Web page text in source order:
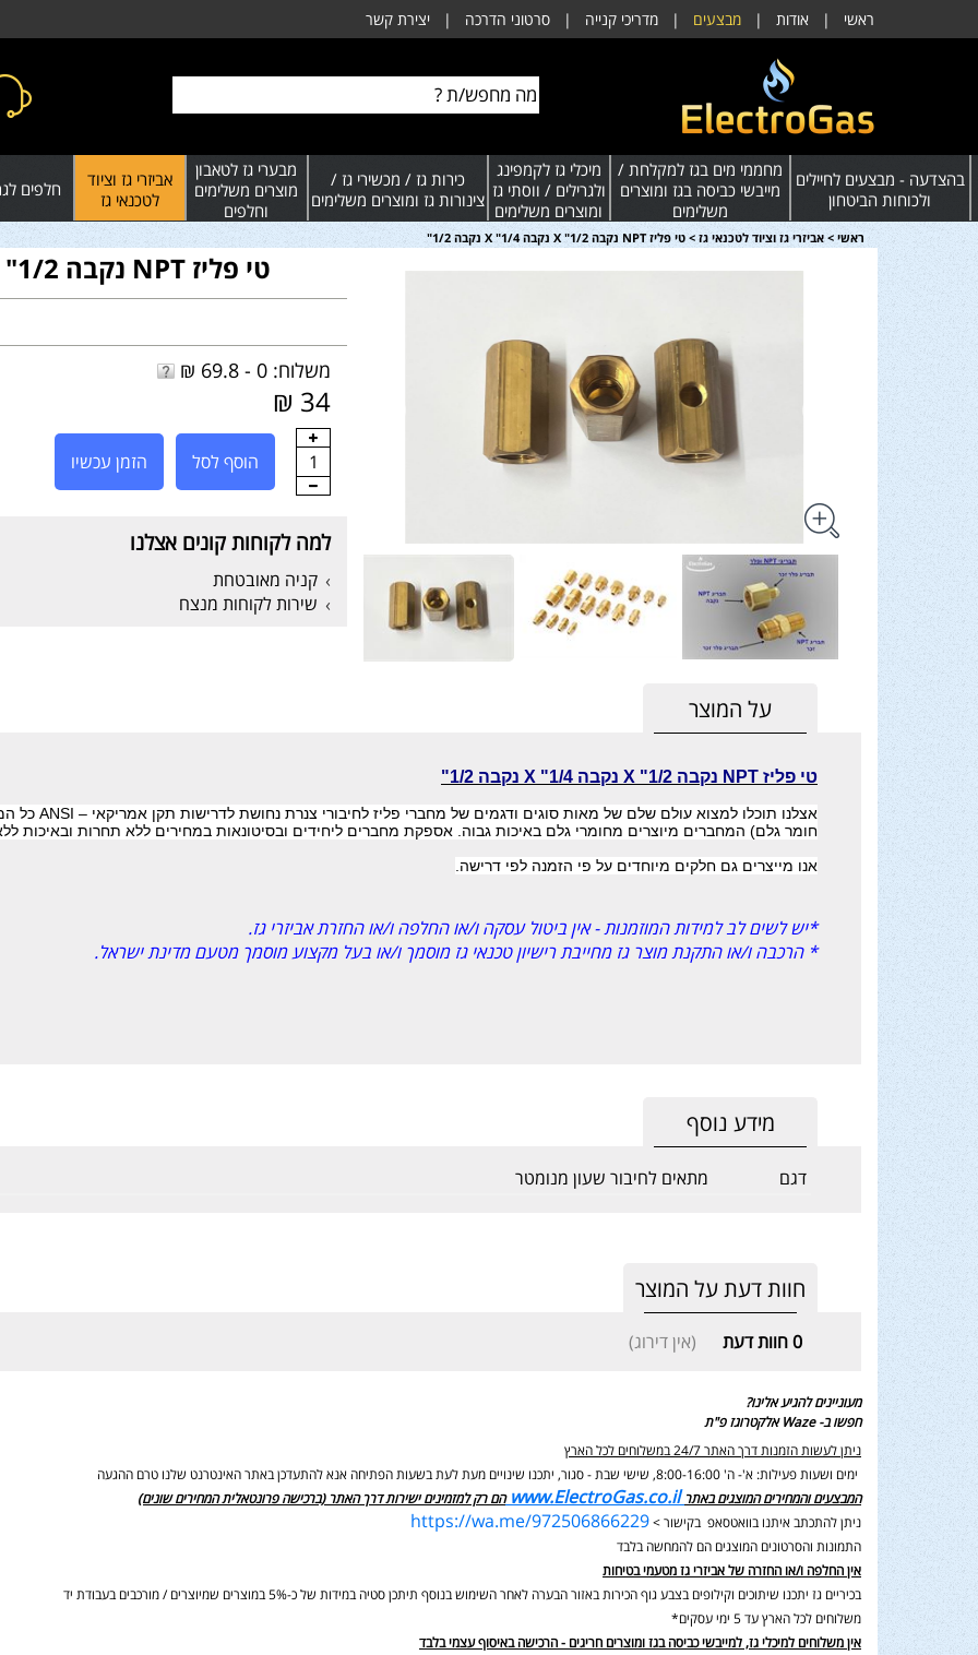
ראשי | אודות | מבצעים | מדריכי קנייה | סרטוני הדרכה | יצירת קשר
בהצדעה - מבצעים לחיילים
ולכוחות הביטחון
מחממי מים בגז למקלחת /
מייבשי כביסה בגז ומוצרים
משלימים
מיכלי גז לקמפינג
ולגרילים / ווסתי גז
ומוצרים משלימים
כירות גז / מכשירי גז /
צינורות גז ומוצרים משלימים
מבערי גז לטאבון
מוצרים משלימים
וחלפים
אביזרי גז וציוד
לטכנאי גז
חלפים
ראשי > אביזרי גז וציוד לטכנאי גז > טי פליז NPT נקבה 1/2" X נקבה 1/4" X נקבה 1/2"
טי פליז NPT נקבה 1/2" X נקבה 1/4" X נקבה 1/2"
משלוח: 0 - 69.8 ₪
34 ₪
1 הוסף לסל הזמן עכשיו
למה לקוחות קונים אצלנו
קניה מאובטחת
שירות לקוחות מנצח
על המוצר
טי פליז NPT נקבה 1/2" X נקבה 1/4" X נקבה 1/2"
אצלנו תוכלו למצוא עולם שלם של מאות סוגים ודגמים של מחברי פליז לחיבורי צנרת נחושת לדרישות תקן אמריקאי ANSI – כל
חומר גלם) המחברים מיוצרים מחומרי גלם באיכות גבוה. אספקת מחברים ליחידים ובסיטונאות במחירים ללא תחרות ובאיכות
אנו מייצרים גם חלקים מיוחדים על פי הזמנה לפי דרישה
*יש לשים לב למידות המוזמנות - אין ביטול עסקה ו/או החלפה ו/או החזרת אביזרי גז.
* הרכבה ו/או התקנת מוצר גז מחייבת רישיון טכנאי גז מוסמך ו/או בעל מקצוע מוסמך מטעם מדינת ישראל.
מידע נוסף
דגם מתאים לחיבור שעון מנומטר
חוות דעת על המוצר
0חוות דעת (אין דירוג)
מעוניינים להגיע אלינו?
חפשו ב- Waze אלקטרוגז פ"ת
ניתן לעשות הזמנות דרך האתר 24/7 במשלוחים לכל הארץ
ימים ושעות פעילות: א'- ה' 8:00-16:00, שישי שבת - סגור,
יתכנו שינויים מעת לעת בשעות הפתיחה אנא להתעדכן באתר האינטרנט שלנו טרם ההגעה
המבצעים והמחירים המוצגים באתר www.ElectroGas.co.il הם רק למזמינים ישירות דרך האתר (ברכישה פרונטאלית המחירים שונים)
ניתן להתכתב איתנו בוואטסאפ בקישור >https://wa.me/972506866229
התמונות והסרטונים המוצגים הם להמחשה בלבד
אין החלפה ו/או החזרה של אביזרי גז מטעמי בטיחות
בכיריים גז יתכנו שיתוכים וקילופים בצבע גוף הכירות באזור הבערה לאחר השימוש בנוסף תיתכן סטיה במידות של כ-5% במוצרים שמיוצרים / מורכבים בעבודת יד
משלוחים לכל הארץ עד 5 ימי עסקים*
אין משלוחים למיכלי גז, למייבשי כביסה בגז ומוצרים חריגים - הרכישה באיסוף עצמי בלבד